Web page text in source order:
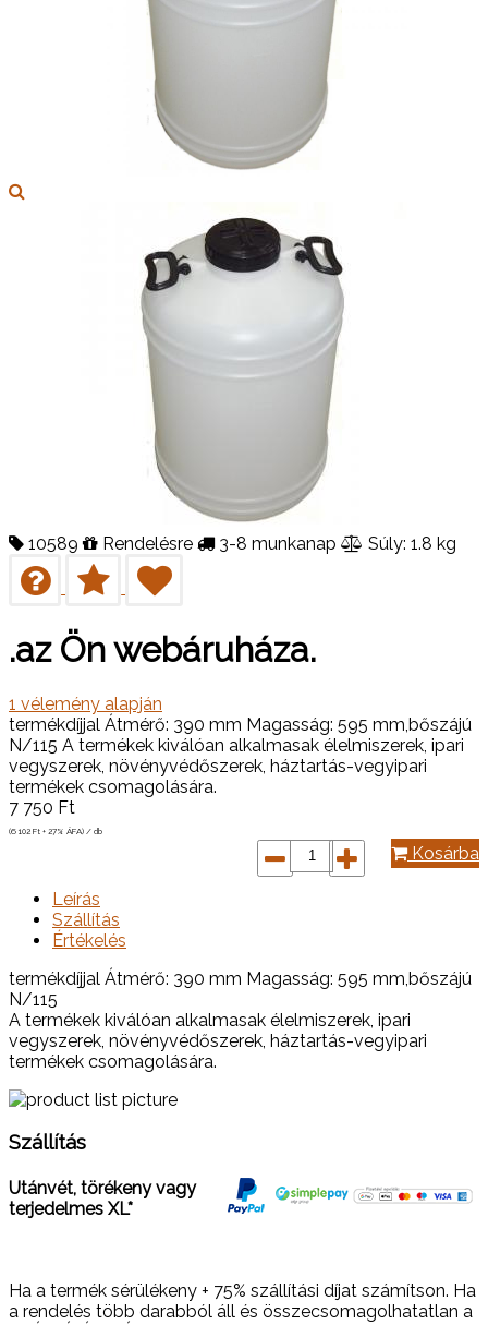
10589 Rendelésre 3-8 munkanap Súly: 1.8 kg
.az Ön webáruháza.
1 vélemény alapján
termékdíjjal Átmérő: 390 mm Magasság: 595 mm,bőszájú
N/115 A termékek kiválóan alkalmasak élelmiszerek, ipari
vegyszerek, növényvédőszerek, háztartás-vegyipari
termékek csomagolására.
7 750 Ft
(6 102 Ft + 27% ÁFA) / db
Kosárba
Leírás
Szállítás
Értékelés
termékdíjjal Átmérő: 390 mm Magasság: 595 mm,bőszájú
N/115
A termékek kiválóan alkalmasak élelmiszerek, ipari
vegyszerek, növényvédőszerek, háztartás-vegyipari
termékek csomagolására.
Szállítás
Utánvét, törékeny vagy
terjedelmes XL*
Ha a termék sérülékeny + 75% szállítási díjat számítson. Ha
a rendelés több darabból áll és összecsomagolhatatlan a